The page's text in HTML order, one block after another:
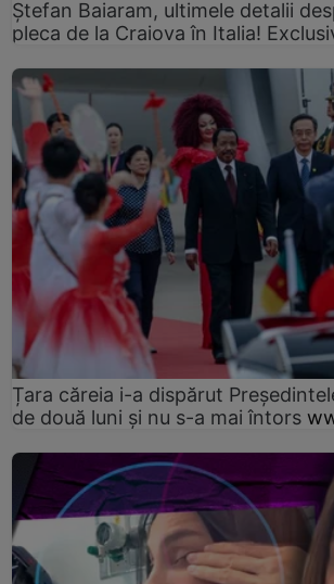
Ștefan Baiaram, ultimele detalii
pleca de la Craiova în Italia!
Țara căreia i-a dispărut
de două luni și nu s-a mai întors